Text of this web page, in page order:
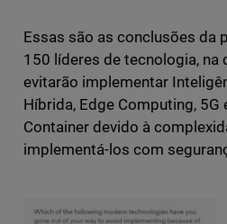
Essas são as conclusões da
150 líderes de tecnologia, na
evitarão implementar
Híbrida, Edge Computing, 5G
Container devido à
implementá-los com